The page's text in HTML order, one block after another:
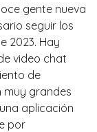
gente nueva
seguir los
2023. Hay
video chat
de
muy grandes
aplicación
por